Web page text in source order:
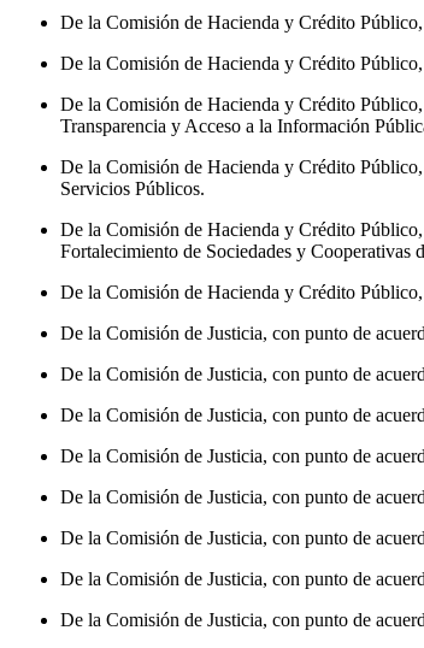
De la Comisión de Hacienda y Crédito
De la Comisión de Hacienda y Crédito
De la Comisión de Hacienda y Crédito
Transparencia y Acceso a la Información
De la Comisión de Hacienda y Crédito
Servicios Públicos.
De la Comisión de Hacienda y Crédito
Fortalecimiento de Sociedades y Cooperativas
De la Comisión de Hacienda y Crédito
De la Comisión de Justicia, con punto de
De la Comisión de Justicia, con punto de
De la Comisión de Justicia, con punto de
De la Comisión de Justicia, con punto de
De la Comisión de Justicia, con punto de
De la Comisión de Justicia, con punto de
De la Comisión de Justicia, con punto de
De la Comisión de Justicia, con punto de